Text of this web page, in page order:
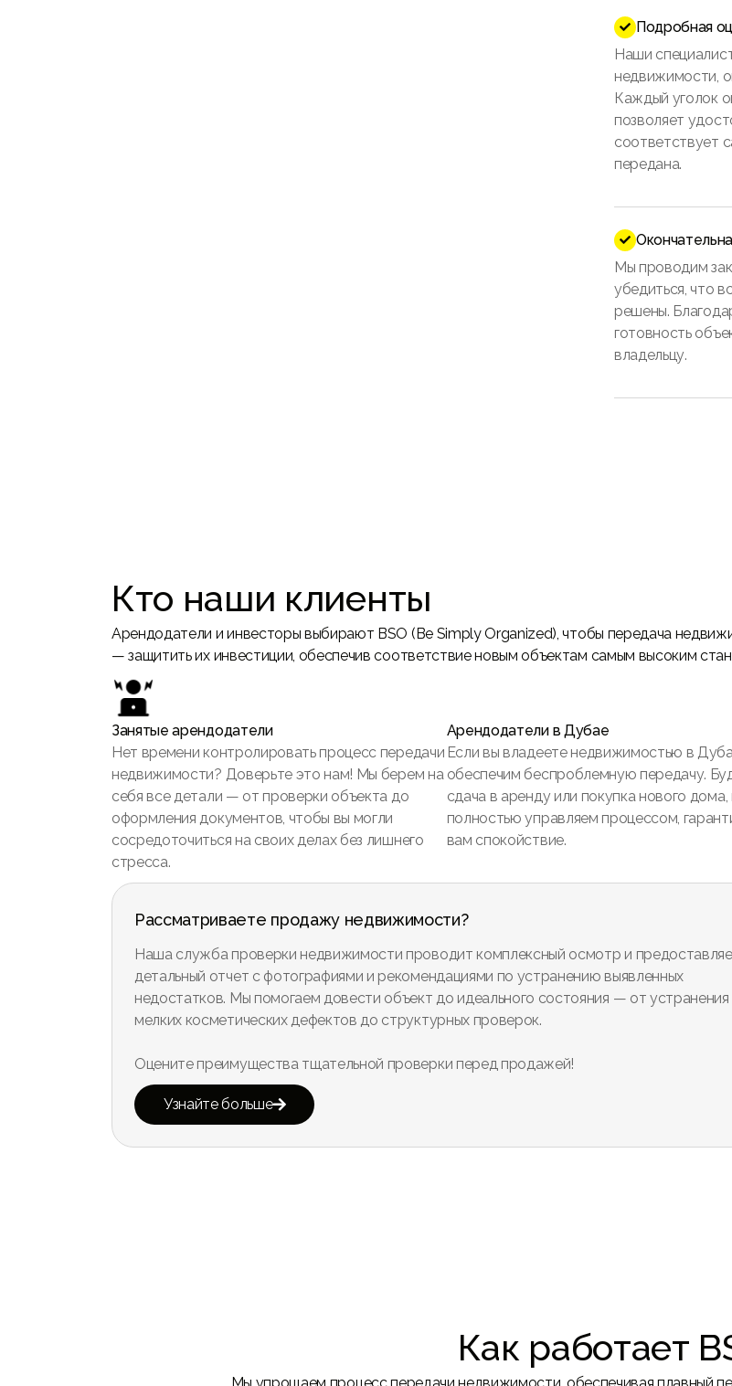
 Подробная
Наши
недвижимости,
Каждый уголок
позволяет
соответствует
передана.

Мы проводим
убедиться, что
решены.
готовность
владельцу.
Кто наши клиенты
Арендодатели и инвесторы выбирают BSO (Be Simply Organized), чтобы передача
— защитить их инвестиции, обеспечив соответствие новым объектам самым высоким
Занятые арендодатели
Нет времени контролировать процесс передачи
недвижимости? Доверьте это нам! Мы берем на
себя все детали — от проверки объекта до
оформления документов, чтобы вы могли
сосредоточиться на своих делах без лишнего
стресса.
Арендодатели в Дубае
Если вы владеете недвижимостью в
обеспечим беспроблемную передачу.
сдача в аренду или покупка нового
полностью управляем процессом,
вам спокойствие.
Рассматриваете продажу недвижимости?
Наша служба проверки недвижимости проводит комплексный осмотр и
детальный отчет с фотографиями и рекомендациями по устранению выявленных
недостатков. Мы помогаем довести объект до идеального состояния — от устранения
мелких косметических дефектов до структурных проверок.
Оцените преимущества тщательной проверки перед продажей!
Узнайте больше
Как работает